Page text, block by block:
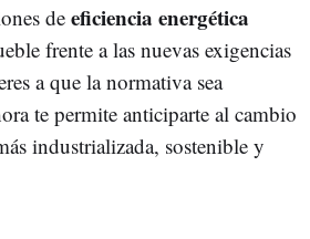
de eficiencia energética
frente a las nuevas exigencias
a que la normativa sea
te permite anticiparte al cambio
industrializada, sostenible y